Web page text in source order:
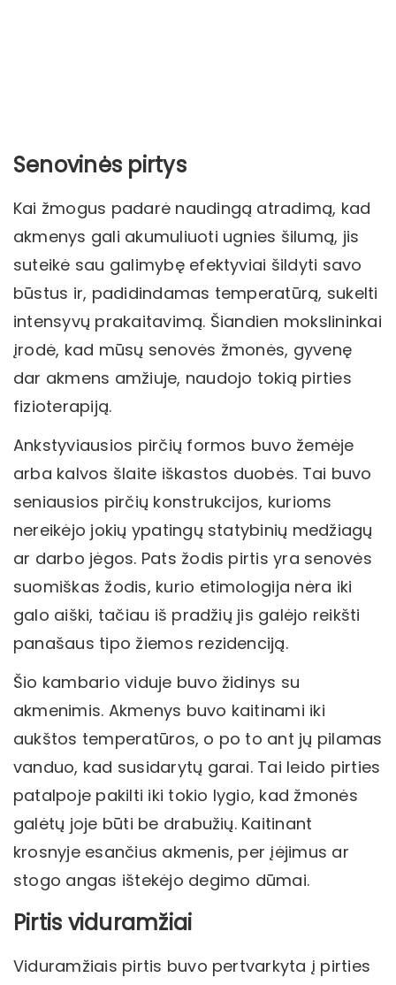
Senovinės pirtys
Kai žmogus padarė naudingą atradimą, kad
akmenys gali akumuliuoti ugnies šilumą, jis
suteikė sau galimybę efektyviai šildyti savo
būstus ir, padidindamas temperatūrą, sukelti
intensyvų prakaitavimą. Šiandien mokslininkai
įrodė, kad mūsų senovės žmonės, gyvenę
dar akmens amžiuje, naudojo tokią pirties
fizioterapiją.
Ankstyviausios pirčių formos buvo žemėje
arba kalvos šlaite iškastos duobės. Tai buvo
seniausios pirčių konstrukcijos, kurioms
nereikėjo jokių ypatingų statybinių medžiagų
ar darbo jėgos. Pats žodis pirtis yra senovės
suomiškas žodis, kurio etimologija nėra iki
galo aiški, tačiau iš pradžių jis galėjo reikšti
panašaus tipo žiemos rezidenciją.
Šio kambario viduje buvo židinys su
akmenimis. Akmenys buvo kaitinami iki
aukštos temperatūros, o po to ant jų pilamas
vanduo, kad susidarytų garai. Tai leido pirties
patalpoje pakilti iki tokio lygio, kad žmonės
galėtų joje būti be drabužių. Kaitinant
krosnyje esančius akmenis, per įėjimus ar
stogo angas ištekėjo degimo dūmai.
Pirtis viduramžiai
Viduramžiais pirtis buvo pertvarkyta į pirties